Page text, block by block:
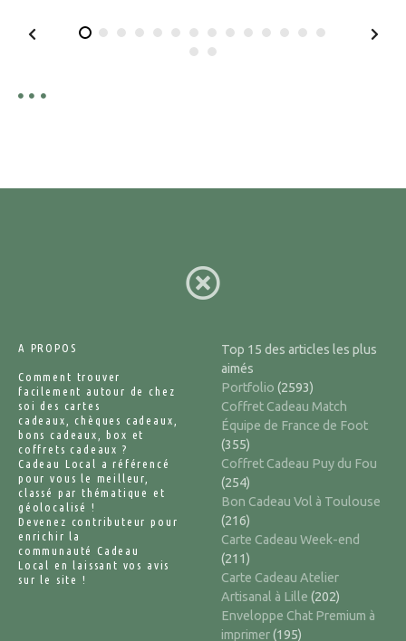
A PROPOS
Comment trouver
facilement autour de chez
soi des cartes
cadeaux, chèques cadeaux,
bons cadeaux, box et
coffrets cadeaux ?
Cadeau Local a référencé
pour vous le meilleur,
classé par thématique et
géolocalisé !
Devenez contributeur pour
enrichir la
communauté Cadeau
Local en laissant vos avis
sur le site !
Top 15 des articles les plus
aimés
Portfolio (2593)
Coffret Cadeau Match
Équipe de France de Foot
(355)
Coffret Cadeau Puy du Fou
(254)
Bon Cadeau Vol à Toulouse
(216)
Carte Cadeau Week-end
(211)
Carte Cadeau Atelier
Artisanal à Lille (202)
Enveloppe Chat Premium à
imprimer(195)